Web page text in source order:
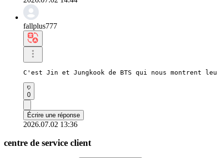
fallplus777
C'est Jin et Jungkook de BTS qui nous montrent
0
Écrire une réponse
2026.07.02 13:36
centre de service client